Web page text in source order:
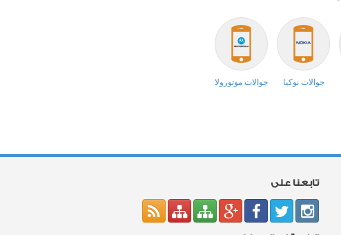
جوالات نوكيا جوالات موتورولا
تابعنا على